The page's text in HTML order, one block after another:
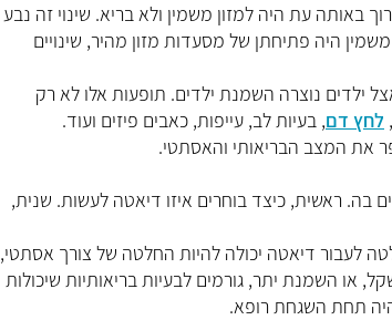
עת היה למזון משמין ולא בריא. שינוי זה נבע
היה פתיחתן של מסעדות מזון מהיר, שינויים
ילדים נוצרה השמנת ילדים. תופעות אלו לא רק
, לחץ דם, בעיות לב, עייפות, כאבים פיזים ועוד.
את המצב הבריאותי והאסתטי.
בה. ראשית, כיצד בוחרים איזו דיאטה לעשות. שנית,
לעבור דיאטה יכולה להיות החלטה של צורך אסתטי,
השמנת יתר, גורמים לבעיות בריאותיות שיכולות
תחת השגחת רופא.